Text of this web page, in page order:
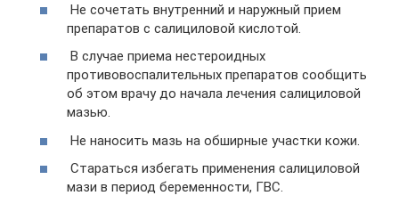
Не сочетать внутренний и наружный прием
препаратов с салициловой кислотой.
В случае приема нестероидных
противовоспалительных препаратов сообщить
об этом врачу до начала лечения салициловой
мазью.
Не наносить мазь на обширные участки кожи.
Стараться избегать применения салициловой
мази в период беременности, ГВС.